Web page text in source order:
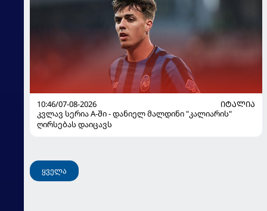
10:46/07-08-2026
ᲘᲢᲐᲚᲘᲐ
კვლავ სერია A-ში - დანიელ მალდინი "კალიარის"
ღირსებას დაიცავს
ყველა